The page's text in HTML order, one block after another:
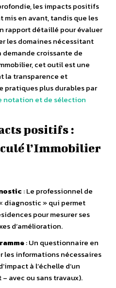
les impacts positifs
mis en avant, tandis que les
rapport détaillé pour évaluer
les domaines nécessitant
demande croissante de
cet outil est une
la transparence et
pratiques plus durables par
notation et de sélection
positifs :
l’Immobilier
: Le professionnel de
diagnostic » qui permet
pour mesurer ses
d’amélioration.
: Un questionnaire en
les informations nécessaires
à l’échelle d’un
avec ou sans travaux).